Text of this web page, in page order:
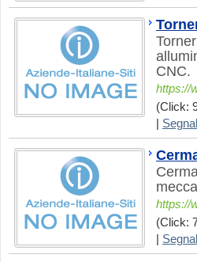
CNC.
https://
(Click:
https://
(Click: